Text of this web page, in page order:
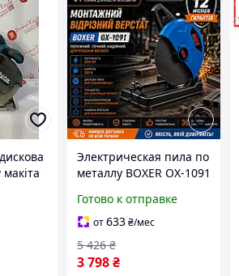
Электрическая пила по
металлу BOXER OX-1091
мм для труб и
металлопроката
Готово к отправке
от633₴/мес
3 798₴
5 426 ₴